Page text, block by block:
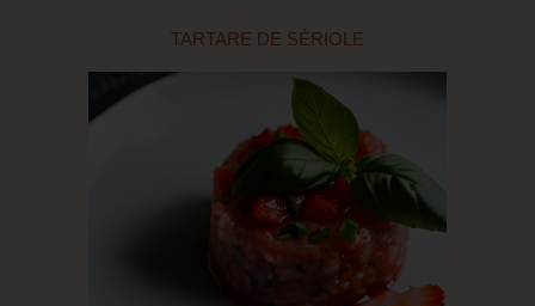
TARTARE DE SÉRIOLE